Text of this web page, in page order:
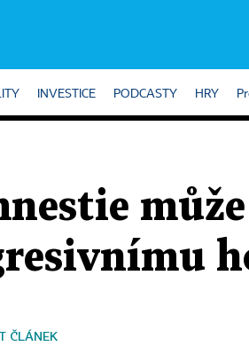
INVESTICE PODCASTY HRY
ČLÁNEK